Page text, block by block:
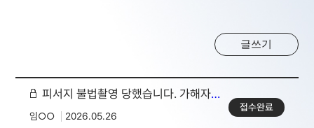
글쓰기
피서지 불법촬영 당했습니다. 가해자가 부인하네요
임○○ 2026.05.26
접수완료